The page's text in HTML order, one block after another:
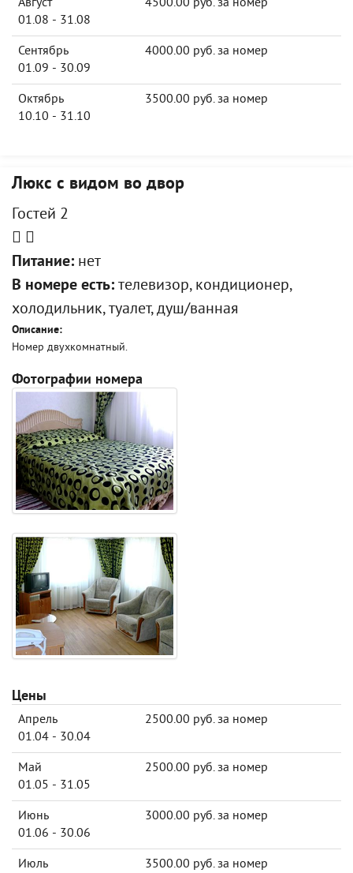
Август
01.08 - 31.08
4500.00 руб. за номер
Сентябрь
01.09 - 30.09
4000.00 руб. за номер
Октябрь
10.10 - 31.10
3500.00 руб. за номер
Люкс с видом во двор
Гостей 2
Питание: нет
В номере есть: телевизор, кондиционер,
холодильник, туалет, душ/ванная
Описание:
Номер двухкомнатный.
Фотографии номера
Цены
Апрель
01.04 - 30.04
2500.00 руб. за номер
Май
01.05 - 31.05
2500.00 руб. за номер
Июнь
01.06 - 30.06
3000.00 руб. за номер
Июль
3500.00 руб. за номер